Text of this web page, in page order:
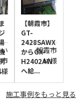
【朝霞市】
GT-
2428SAWX
からGX-
H2402AW
へ給...
朝霞市
Ｍ様
施工事例をもっと見る